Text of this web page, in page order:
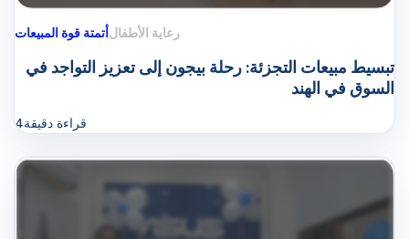
أتمتة قوة المبيعاترعاية الأطفال
تبسيط مبيعات التجزئة: رحلة بيجون إلى تعزيز التواجد في
السوق في الهند
4قراءة دقيقة